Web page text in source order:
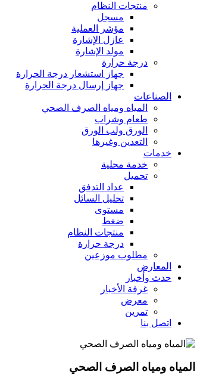
منتجات النظام
مسجل
مؤشر العملية
عازل الإشارة
مولد الإشارة
درجة حرارة
جهاز استشعار درجة الحرارة
جهاز إرسال درجة الحرارة
الصناعات
المياه ومياه الصرف الصحي
طعام وشراب
الورق ولب الورق
التعدين وغيرها
خدمات
خدمة محلية
تحميل
عداد التدفق
تحليل السائل
مستوى
ضغط
منتجات النظام
درجة حرارة
مطلوب موزعين
المعارض
حدث وأخبار
غرفة الأخبار
معرض
تمرين
اتصل بنا
المياه ومياه الصرف الصحي